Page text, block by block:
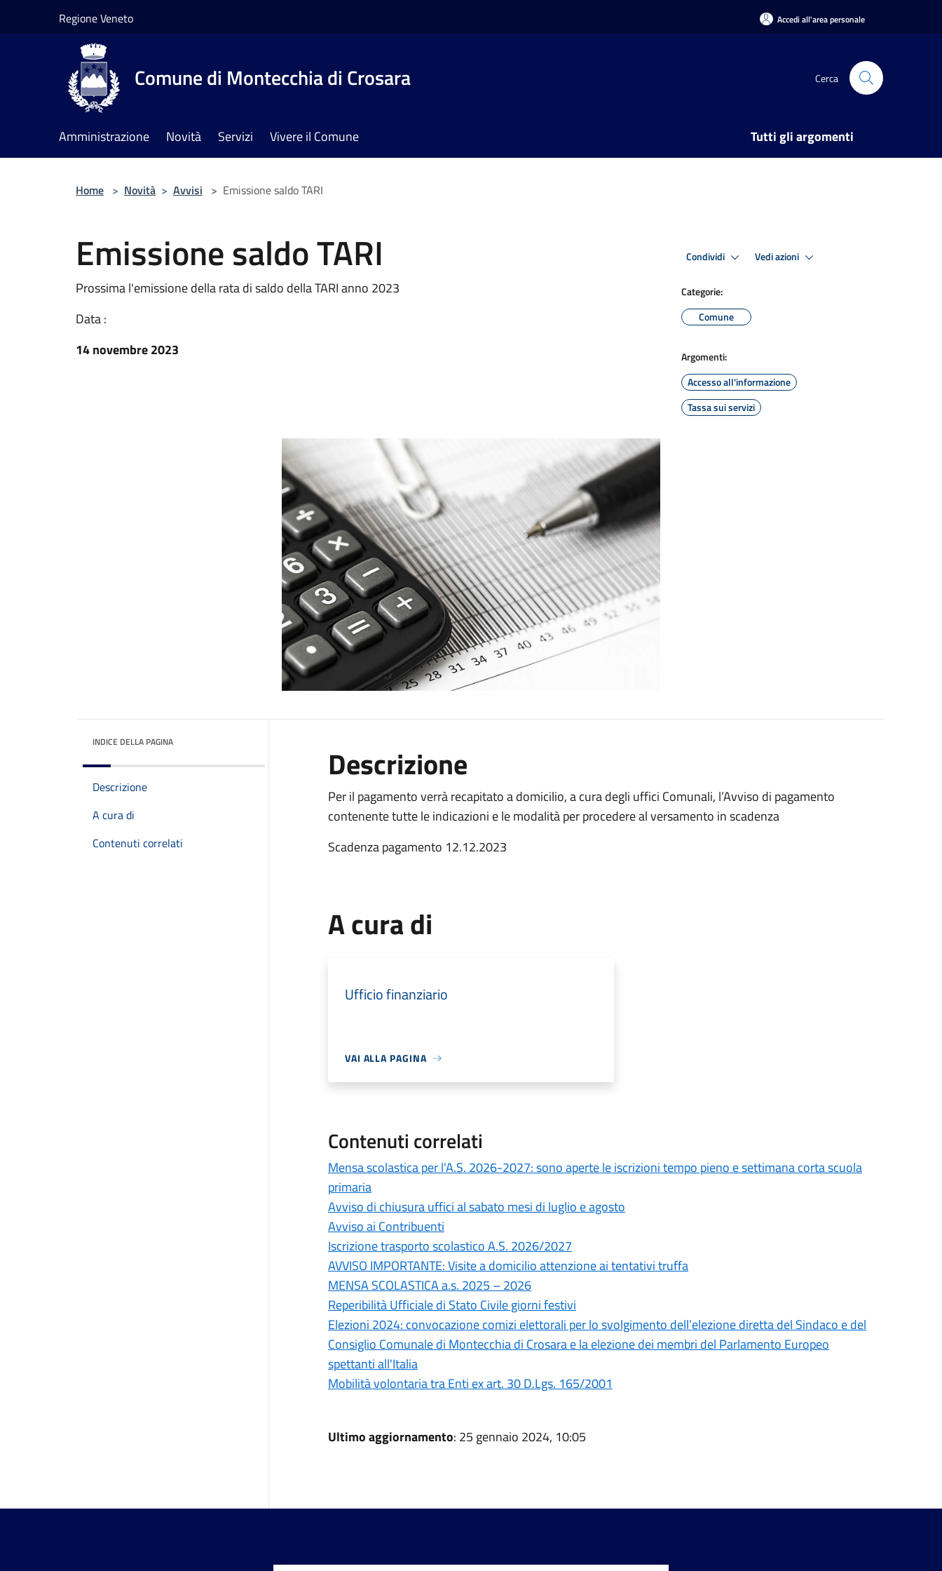
Regione Veneto Accedi all'area personale
Comune di Montecchia di Crosara Cerca
Amministrazione Novità Servizi Vivere il Comune Tutti gli argomenti
Home > Novità > Avvisi > Emissione saldo TARI
Emissione saldo TARI
Prossima l'emissione della rata di saldo della TARI anno 2023
Data :
14 novembre 2023
Condividi Vedi azioni
Categorie:
Comune
Argomenti:
Accesso all'informazione
Tassa sui servizi
INDICE DELLA PAGINA
Descrizione
A cura di
Contenuti correlati
Descrizione
Per il pagamento verrà recapitato a domicilio, a cura degli uffici Comunali, l’Avviso di pagamento
contenente tutte le indicazioni e le modalità per procedere al versamento in scadenza
Scadenza pagamento 12.12.2023
A cura di
Ufficio finanziario
VAI ALLA PAGINA
Contenuti correlati
Mensa scolastica per l'A.S. 2026-2027: sono aperte le iscrizioni tempo pieno e settimana corta scuola
primaria
Avviso di chiusura uffici al sabato mesi di luglio e agosto
Avviso ai Contribuenti
Iscrizione trasporto scolastico A.S. 2026/2027
AVVISO IMPORTANTE: Visite a domicilio attenzione ai tentativi truffa
MENSA SCOLASTICA a.s. 2025 – 2026
Reperibilità Ufficiale di Stato Civile giorni festivi
Elezioni 2024: convocazione comizi elettorali per lo svolgimento dell’elezione diretta del Sindaco e del
Consiglio Comunale di Montecchia di Crosara e la elezione dei membri del Parlamento Europeo
spettanti all'Italia
Mobilità volontaria tra Enti ex art. 30 D.Lgs. 165/2001
Ultimo aggiornamento: 25 gennaio 2024, 10:05